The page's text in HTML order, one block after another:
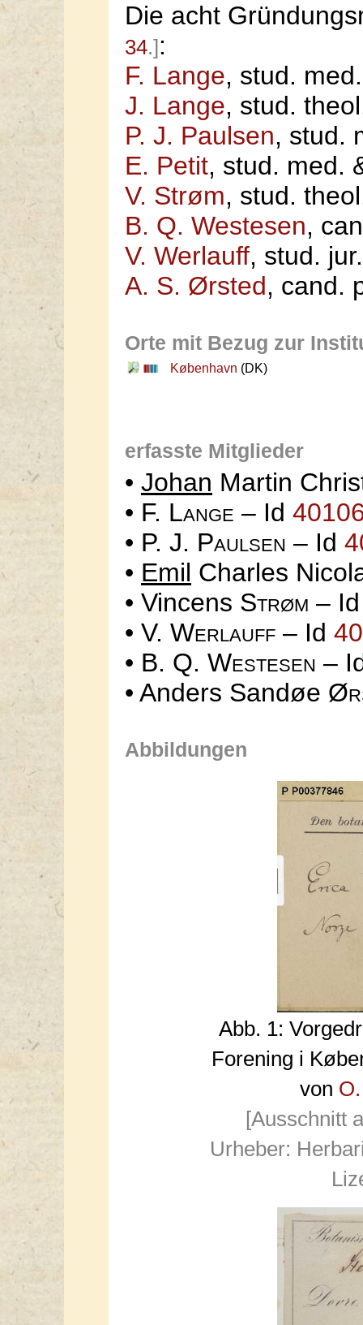
Die acht
34.]:
F. Lange, stud.
J. Lange, stud.
P. J. Paulsen, stud.
E. Petit, stud. med.
V. Strøm, stud.
B. Q. Westesen,
V. Werlauff, stud. jur.
A. S. Ørsted, cand.
Orte mit Bezug zur
København (DK)
erfasste Mitglieder
• Johan Martin
• F. Lange – Id
• P. J. Paulsen – Id
• Emil Charles
• Vincens Strøm –
• V. Werlauff – Id
• B. Q. Westesen –
• Anders Sandøe
Abbildungen
Abb. 1:
Forening i
von
[Ausschnitt
Urheber: